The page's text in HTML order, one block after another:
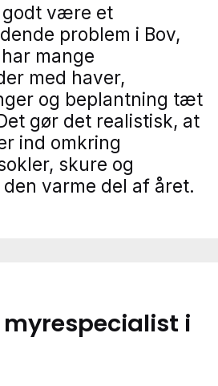
godt være et
problem i Bov,
mange
med haver,
og beplantning tæt
gør det realistisk, at
ind omkring
skure og
varme del af året.
myrespecialist i